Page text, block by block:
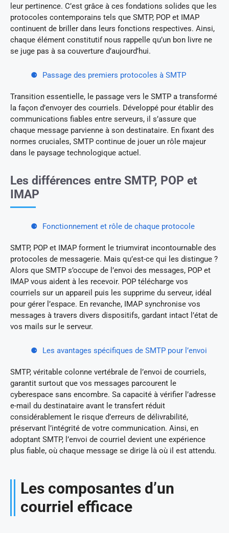
leur pertinence. C’est grâce à ces fondations solides que les
protocoles contemporains tels que SMTP, POP et IMAP
continuent de briller dans leurs fonctions respectives. Ainsi,
chaque élément constitutif nous rappelle qu’un bon livre ne
se juge pas à sa couverture d’aujourd’hui.
Passage des premiers protocoles à SMTP
Transition essentielle, le passage vers le SMTP a transformé
la façon d’envoyer des courriels. Développé pour établir des
communications fiables entre serveurs, il s’assure que
chaque message parvienne à son destinataire. En fixant des
normes cruciales, SMTP continue de jouer un rôle majeur
dans le paysage technologique actuel.
Les différences entre SMTP, POP et
IMAP
Fonctionnement et rôle de chaque protocole
SMTP, POP et IMAP forment le triumvirat incontournable des
protocoles de messagerie. Mais qu’est-ce qui les distingue ?
Alors que SMTP s’occupe de l’envoi des messages, POP et
IMAP vous aident à les recevoir. POP télécharge vos
courriels sur un appareil puis les supprime du serveur, idéal
pour gérer l’espace. En revanche, IMAP synchronise vos
messages à travers divers dispositifs, gardant intact l’état de
vos mails sur le serveur.
Les avantages spécifiques de SMTP pour l’envoi
SMTP, véritable colonne vertébrale de l’envoi de courriels,
garantit surtout que vos messages parcourent le
cyberespace sans encombre. Sa capacité à vérifier l’adresse
e-mail du destinataire avant le transfert réduit
considérablement le risque d’erreurs de délivrabilité,
préservant l’intégrité de votre communication. Ainsi, en
adoptant SMTP, l’envoi de courriel devient une expérience
plus fiable, où chaque message se dirige là où il est attendu.
Les composantes d’un
courriel efficace